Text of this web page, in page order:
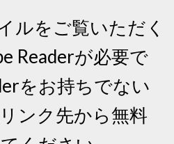
ルをご覧いただく
Readerが必要で
をお持ちでない
ンク先から無料